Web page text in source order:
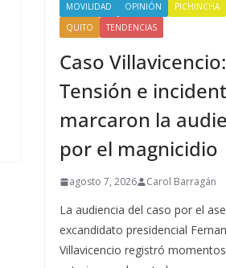
MOVILIDAD
OPINIÓN PICHINCHA
QUITO
TENDENCIAS
Caso Villavicencio:
Tensión e
marcaron la
por el magnicidio
agosto 7, 2026 Carol Barragán
La audiencia del caso por el
excandidato presidencial
Villavicencio registró